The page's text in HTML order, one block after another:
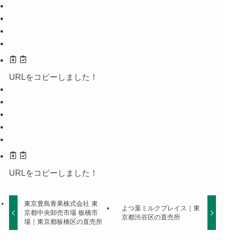
URLをコピーしました！
URLをコピーしました！
東京豊島青果株式会社 東
京都中央卸売市場 板橋市
場｜東京都板橋区の直売所
よつ葉ミルクプレイス｜東
京都渋谷区の直売所